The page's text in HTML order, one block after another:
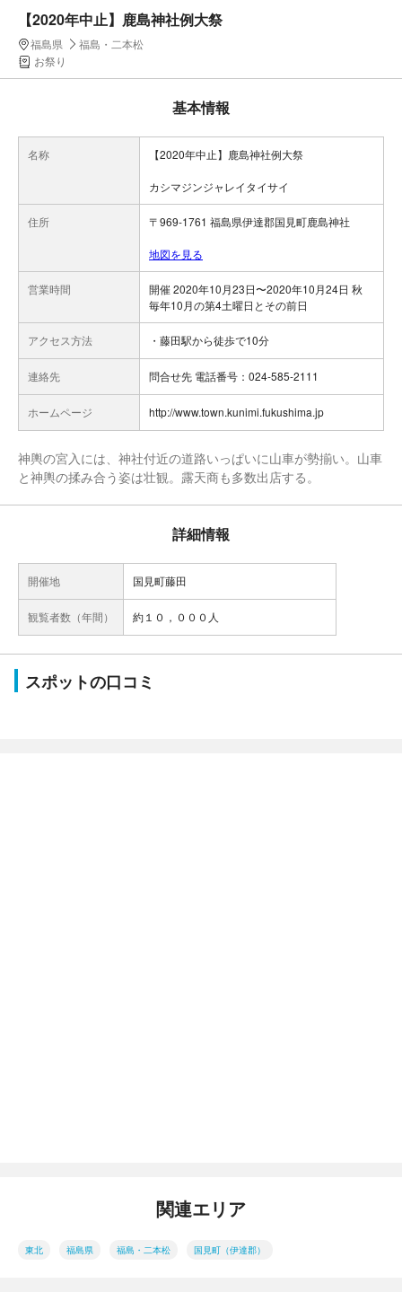
【2020年中止】鹿島神社例大祭
福島県
福島・二本松
お祭り
基本情報
名称 【2020年中止】鹿島神社例大祭
カシマジンジャレイタイサイ
住所 〒969-1761 福島県伊達郡国見町鹿島神社
地図を見る
営業時間
開催 2020年10月23日〜2020年10月24日 秋
毎年10月の第4土曜日とその前日
アクセス方法 ・藤田駅から徒歩で10分
連絡先 問合せ先 電話番号：024-585-2111
ホームページ http://www.town.kunimi.fukushima.jp
神輿の宮入には、神社付近の道路いっぱいに山車が勢揃い。山車
と神輿の揉み合う姿は壮観。露天商も多数出店する。
詳細情報
開催地 国見町藤田
観覧者数（年間） 約１０，０００人
スポットの口コミ
関連エリア
東北 福島県 福島・二本松 国見町（伊達郡）